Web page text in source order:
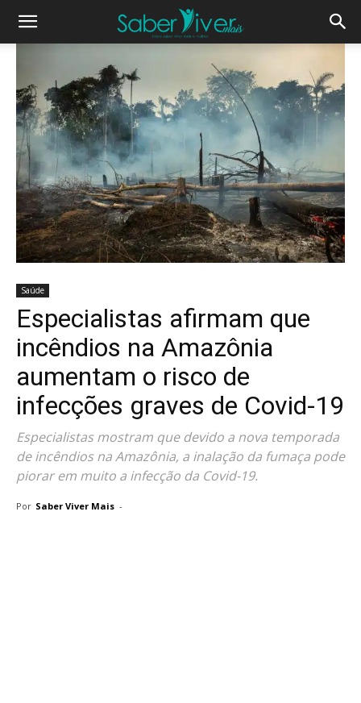
Saúde
Especialistas afirmam que
incêndios na Amazônia
aumentam o risco de
infecções graves de Covid-19
Especialistas mostram que devido a nova temporada
de incêndios na Amazônia, a inalação da fumaça pode
piorar em muito a infecção da Covid-19.
Por Saber Viver Mais -